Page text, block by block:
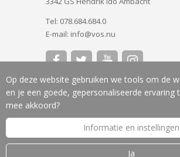
Tel: 078.684.684.0
E-mail: info@vos.nu
   
J.W. VOS B.V 2026
Op deze website gebruiken we tools om de
en je een goede, gepersonaliseerde ervaring
mee akkoord?
Informatie en instellingen
Ja